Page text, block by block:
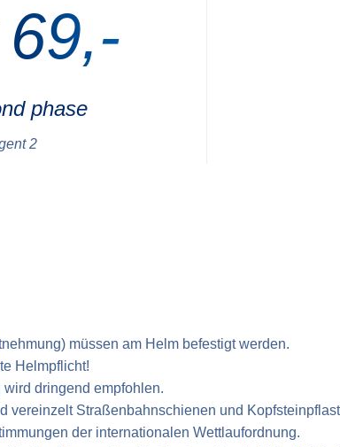
phase
2
müssen am Helm befestigt werden.
Helmpflicht!
dringend empfohlen.
vereinzelt Straßen­bahnschienen und
der internationalen Wettlaufordnung.